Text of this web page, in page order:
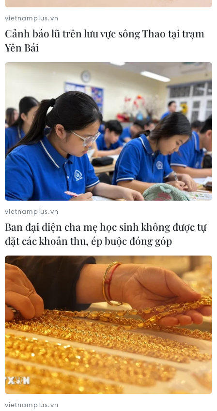
TIN CÙNG CHUYÊN MỤC
Cần Thơ thúc đẩy hợp tác du lịch với
đối tác Hàn Quốc
Hàn Quốc áp dụng ưu đãi thuế hỗ
trợ 6 ngành công nghiệp chiến lược
07/08/2026 10:21
Trung Quốc hoàn thành bản đồ địa
chất mới của toàn bộ Mặt Trăng
07/08/2026 08:52
Australia đề cao hợp tác với Việt Nam
vì hòa bình, ổn định và thịnh vượng
07/08/2026 07:09
Cựu Đại sứ Australia: Tầm nhìn hợp
tác mới cho quan hệ Việt Nam-
Australia
07/08/2026 05:00
vietnamplus.vn
Cảnh báo lũ trên lưu vực sông Thao tại trạm
Yên Bái
vietnamplus.vn
Ban đại diện cha mẹ học sinh không được tự
đặt các khoản thu, ép buộc đóng góp
vietnamplus.vn